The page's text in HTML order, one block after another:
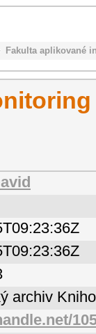
Fakulta aplikované
archiv